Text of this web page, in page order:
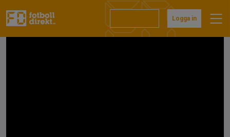
till
Logga in